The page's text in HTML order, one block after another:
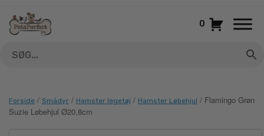
indhold
0
Forside / Smådyr / Hamster legetøj / Hamster Løbehjul / Flamingo Grøn
Suzie Løbehjul Ø20,8cm